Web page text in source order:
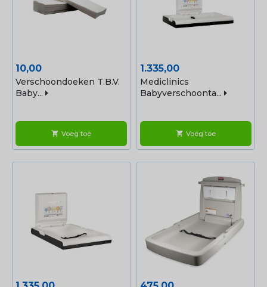
Prijs
10,00
Verschoondoeken T.b.v.
Baby...
shopping_cart Voeg toe
Prijs
1.335,00
Mediclinics
Babyverschoonta...
shopping_cart Voeg toe